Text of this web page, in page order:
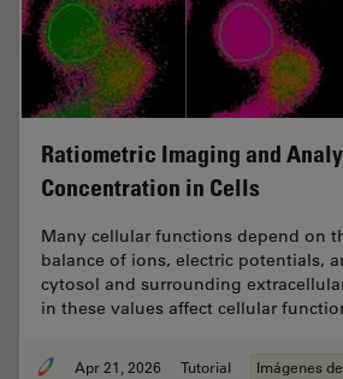
Ratiometric Imaging and
Concentration in Cells
Many cellular functions depend on
balance of ions, electric potentials,
cytosol and surrounding
in these values affect cellular
Apr 21, 2026 Tutorial Imágenes